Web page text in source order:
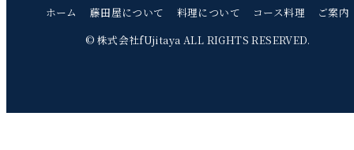
ホーム 藤田屋について 料理について コース料理
ご案内
© 株式会社fUjitaya ALL RIGHTS RESERVED.